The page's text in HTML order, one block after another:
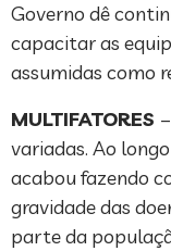
Governo dê
capacitar as
assumidas como
MULTIFATORES
variadas. Ao
acabou fazendo
gravidade das
parte da